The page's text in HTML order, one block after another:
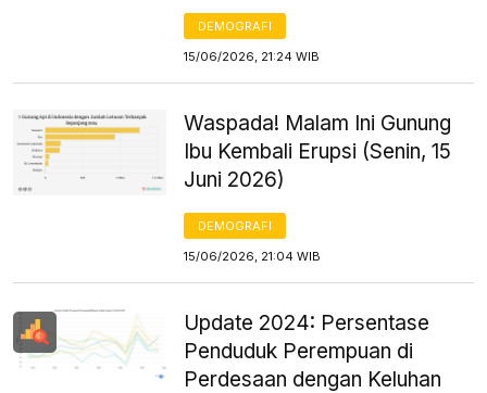
DEMOGRAFI
15/06/2026, 21:24 WIB
Waspada! Malam Ini Gunung
Ibu Kembali Erupsi (Senin, 15
Juni 2026)
DEMOGRAFI
15/06/2026, 21:04 WIB
Update 2024: Persentase
Penduduk Perempuan di
Perdesaan dengan Keluhan